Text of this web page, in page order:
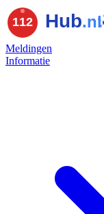
Meldingen
Informatie